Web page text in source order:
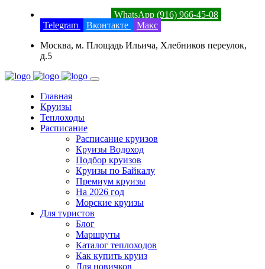
WhatsApp (916) 966-45-08
Telegram
Вконтакте
Макс
Москва, м. Площадь Ильича, Хлебников переулок,
д.5
Главная
Круизы
Теплоходы
Расписание
Расписание круизов
Круизы Водоход
Подбор круизов
Круизы по Байкалу
Премиум круизы
На 2026 год
Морские круизы
Для туристов
Блог
Маршруты
Каталог теплоходов
Как купить круиз
Для новичков